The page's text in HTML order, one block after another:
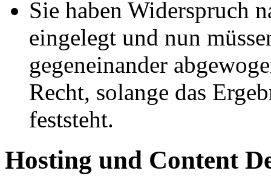
Sie haben Widerspruch
eingelegt und nun
gegeneinander
Recht, solange das
feststeht.
Hosting und Content